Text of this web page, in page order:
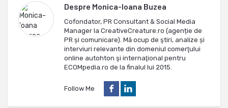
Despre Monica-Ioana Buzea
Cofondator, PR Consultant & Social Media
Manager la CreativeCreature.ro (agenție de
PR și comunicare). Mă ocup de ştiri, analize și
interviuri relevante din domeniul comerţului
online autohton şi internaţional pentru
ECOMpedia.ro de la finalul lui 2015.
Follow Me